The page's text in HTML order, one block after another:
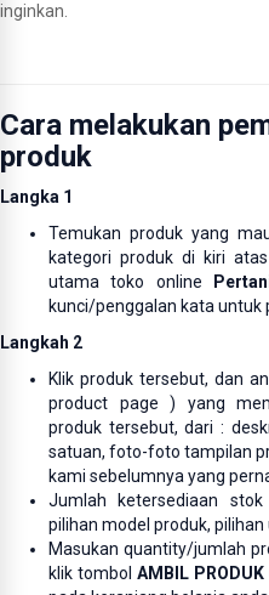
inginkan.
Cara melakukan
produk
Langka 1
Temukan produk yang
kategori produk di kiri
utama toko online
kunci/penggalan kata untuk
Langkah 2
Klik produk tersebut, dan
product page ) yang
produk tersebut, dari :
satuan, foto-foto tampilan
kami sebelumnya yang
Jumlah ketersediaan
pilihan model produk, pilihan
Masukan quantity/jumlah
klik tombol AMBIL PRODUK